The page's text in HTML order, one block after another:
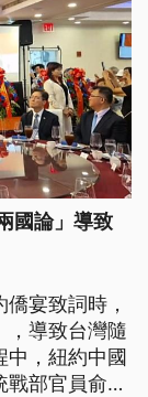
國論」導致
宴致詞時，
，導致台灣隨
中，紐約中國
部官員俞國